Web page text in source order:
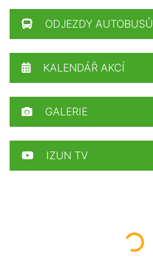
Načítám...
ODJEZDY AUTOBUSŮ
KALENDÁŘ AKCÍ
GALERIE
IZUN TV